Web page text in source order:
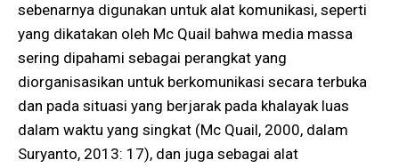
sebenarnya digunakan untuk alat komunikasi, seperti
yang dikatakan oleh Mc Quail bahwa media massa
sering dipahami sebagai perangkat yang
diorganisasikan untuk berkomunikasi secara terbuka
dan pada situasi yang berjarak pada khalayak luas
dalam waktu yang singkat (Mc Quail, 2000, dalam
Suryanto, 2013: 17), dan juga sebagai alat